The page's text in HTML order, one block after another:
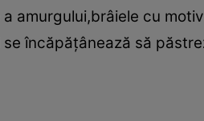
amurgului,brâiele cu
încăpăţânează să